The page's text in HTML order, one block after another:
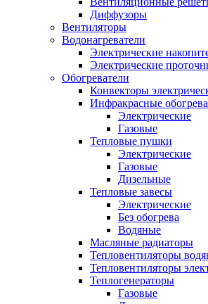
Диффузоры
Вентиляторы
Водонагреватели
Электрические
Электрические
Обогреватели
Конвекторы
Инфракрасные
Электрические
Газовые
Тепловые пушки
Электрические
Газовые
Дизельные
Тепловые завесы
Электрические
Без обогрева
Водяные
Масляные радиаторы
Тепловентиляторы
Тепловентиляторы
Теплогенераторы
Газовые